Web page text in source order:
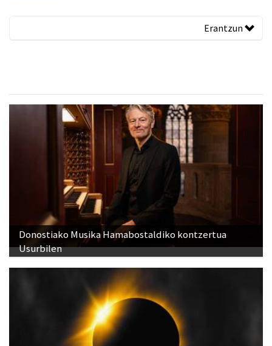
Erantzun
Donostiako Musika Hamabostaldiko kontzertua
Usurbilen